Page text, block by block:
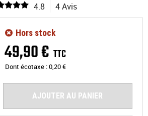
4.8 4 Avis
49,90€ TTC
Dont écotaxe :0,20€
Hors stock
AJOUTER AU PANIER